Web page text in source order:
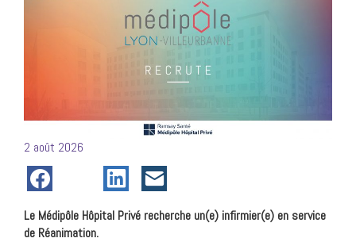
Posté
le
2 août 2026
Le Médipôle Hôpital Privé recherche un(e) infirmier(e) en service
de Réanimation.